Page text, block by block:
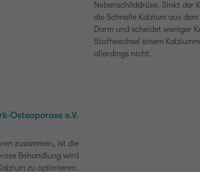
Nebenschilddrüse. Sinkt der
die Schnelle Kalzium aus
Darm und scheidet weniger
Stoffwechsel einem
allerdings nicht.
Osteoporose e.V.
zusammen, ist die
Behandlung wird
zu optimieren.